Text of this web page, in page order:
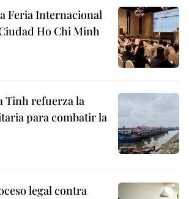
Feria Internacional
Ho Chi Minh
Tinh refuerza la
para combatir la
legal contra